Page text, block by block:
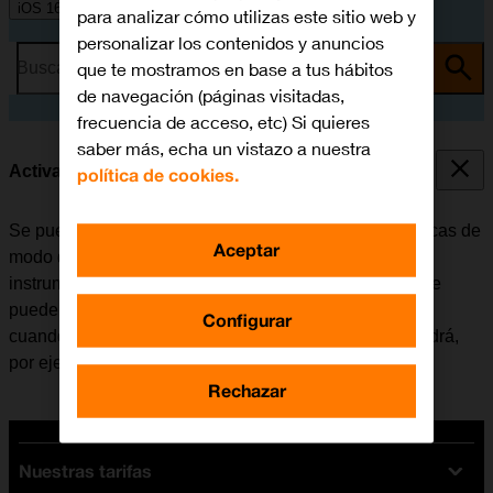
iOS 16.0
Busca por problema o tema
Activar o desactivar el modo de avión
Se pueden interrumpir todas las conexiones inalámbricas de
modo que el móvil no interfiere, por ejemplo, con los
instrumentos de un avión o el equipo de un hospital. Se
pueden seguir utilizando algunas funciones del móvil
cuando el modo de avión está activado, pero no se podrá,
por ejemplo, enviar mensajes ni realizar llamadas.
Nuestras tarifas
para analizar cómo utilizas este sitio web y
personalizar los contenidos y anuncios
que te mostramos en base a tus hábitos
de navegación (páginas visitadas,
frecuencia de acceso, etc) Si quieres
saber más, echa un vistazo a nuestra
política de cookies.
Configurar
Rechazar
Aceptar